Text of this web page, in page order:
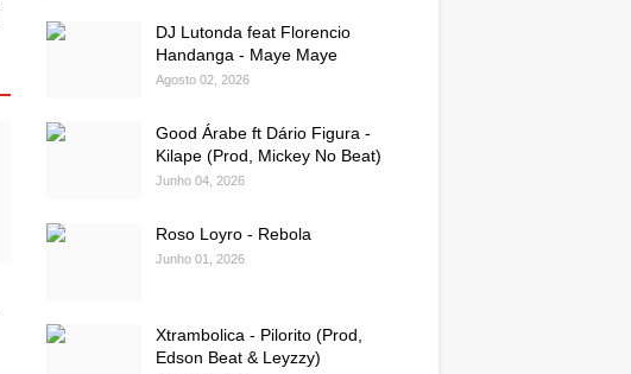
DJ Lutonda feat Florencio
Handanga - Maye Maye
Agosto 02, 2026
Good Árabe ft Dário Figura -
Kilape (Prod, Mickey No Beat)
Junho 04, 2026
Roso Loyro - Rebola
Junho 01, 2026
Xtrambolica - Pilorito (Prod,
Edson Beat & Leyzzy)